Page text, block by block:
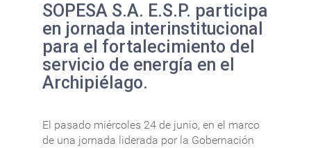
SOPESA S.A. E.S.P. participa
en jornada interinstitucional
para el fortalecimiento del
servicio de energía en el
Archipiélago.
El pasado miércoles 24 de junio, en el marco
de una jornada liderada por la Gobernación